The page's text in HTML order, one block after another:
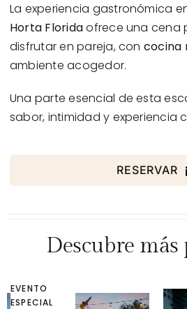
La experiencia gastronómica
Horta Floridaofrece una cena
disfrutar en pareja, con cocina
ambiente acogedor.
Una parte esencial de esta
sabor, intimidad y experiencia
RESERVAR
Descubre más
EVENTO
ESPECIAL